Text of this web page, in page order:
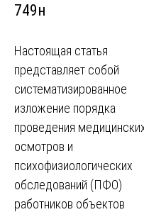
749н
Настоящая статья
представляет собой
систематизированное
изложение порядка
проведения
осмотров и
психофизиологических
обследований (ПФО)
работников объектов